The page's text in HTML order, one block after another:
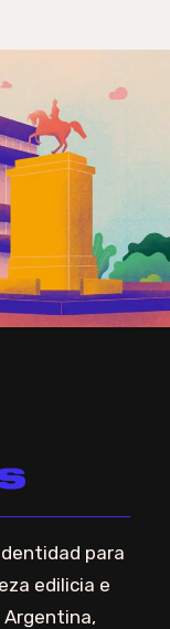
para
edilicia e
Argentina,